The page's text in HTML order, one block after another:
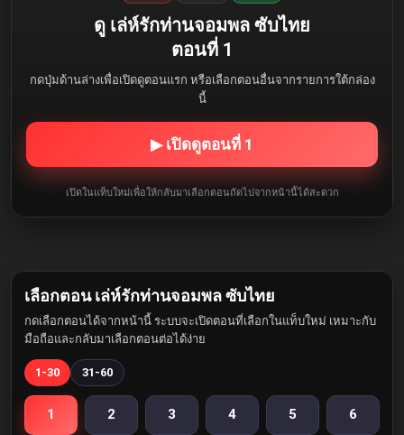
ดู เล่ห์รักท่านจอมพล ซับไทย
ตอนที่ 1
กดปุ่มด้านล่างเพื่อเปิดดูตอนแรก หรือเลือกตอนอื่นจากรายการใต้กล่อง
นี้
▶ เปิดดูตอนที่ 1
เปิดในแท็บใหม่เพื่อให้กลับมาเลือกตอนถัดไปจากหน้านี้ได้สะดวก
เลือกตอน เล่ห์รักท่านจอมพล ซับไทย
กดเลือกตอนได้จากหน้านี้ ระบบจะเปิดตอนที่เลือกในแท็บใหม่ เหมาะกับ
มือถือและกลับมาเลือกตอนต่อได้ง่าย
1-30 31-60
1 2 3 4 5 6